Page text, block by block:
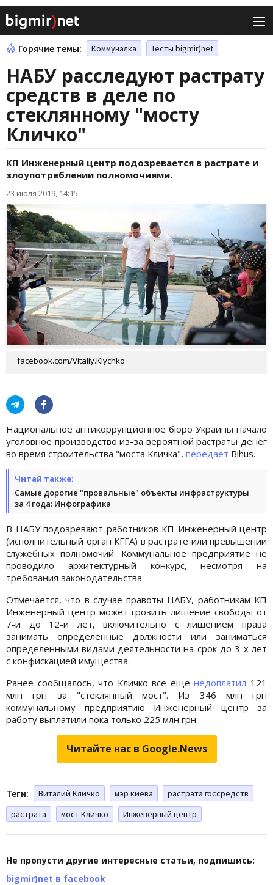
Горячие темы: Коммуналка Тесты bigmir)net
НАБУ расследуют растрату
средств в деле по
стеклянному "мосту
Кличко"
КП Инженерный центр подозревается в растрате и
злоупотреблении полномочиями.
23 июля 2019, 14:15
facebook.com/Vitaliy.Klychko
Национальное антикоррупционное бюро Украины начало
уголовное производство из-за вероятной растраты денег
во время строительства "моста Кличка", передает Bihus.
Читай также:
Самые дорогие "провальные" объекты инфраструктуры
за 4 года: Инфографика
В НАБУ подозревают работников КП Инженерный центр
(исполнительный орган КГГА) в растрате или превышении
служебных полномочий. Коммунальное предприятие не
проводило архитектурный конкурс, несмотря на
требования законодательства.
Отмечается, что в случае правоты НАБУ, работникам КП
Инженерный центр может грозить лишение свободы от
7-и до 12-и лет, включительно с лишением права
занимать определенные должности или заниматься
определенными видами деятельности на срок до 3-х лет
с конфискацией имущества.
Ранее сообщалось, что Кличко все ещенедоплатил 121
млн грн за "стеклянный мост". Из 346 млн грн
коммунальному предприятию Инженерный центр за
работу выплатили пока только 225 млн грн.
Читайте нас в Google.News
Теги: Виталий Кличко мэр киева
растрата госсредств
растрата
мост Кличко Инженерный центр
Не пропусти другие интересные статьи, подпишись:
bigmir)net в facebook